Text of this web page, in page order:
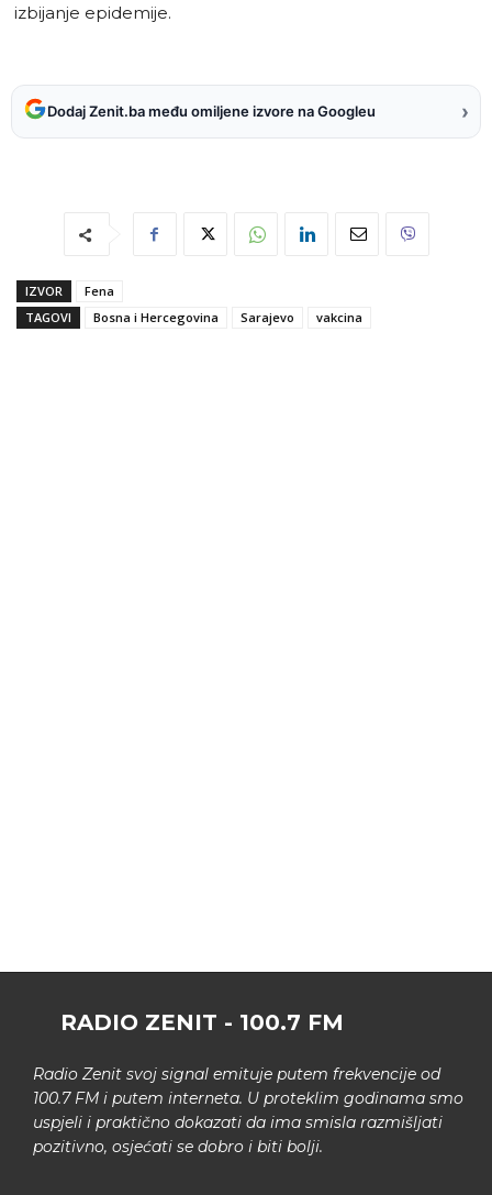
izbijanje epidemije.
Dodaj Zenit.ba među omiljene izvore na Googleu ›
IZVOR
Fena
TAGOVI
Bosna i Hercegovina Sarajevo vakcina
RADIO ZENIT - 100.7 FM
Radio Zenit svoj signal emituje putem frekvencije od
100.7 FM i putem interneta. U proteklim godinama smo
uspjeli i praktično dokazati da ima smisla razmišljati
pozitivno, osjećati se dobro i biti bolji.